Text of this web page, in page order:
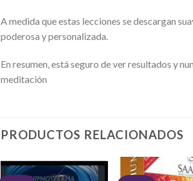
A medida que estas lecciones se descargan
poderosa y personalizada.
En resumen, está seguro de ver resultados y
meditación
PRODUCTOS RELACIONADOS